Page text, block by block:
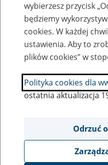
Nazwa zakładu pracy:
SZUKAJ
Ukryj wszystkie
wybierzesz przycisk
będziemy
cookies. W każdej
ustawienia. Aby to
plików cookies” w
Polityka cookies dla
ostatnia aktualizacja
Odrzuć